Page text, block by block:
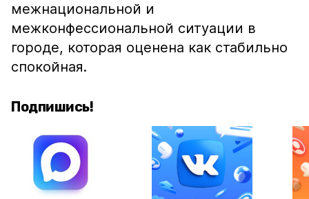
межнациональной и
межконфессиональной ситуации в
городе, которая оценена как стабильно
спокойная.
Подпишись!